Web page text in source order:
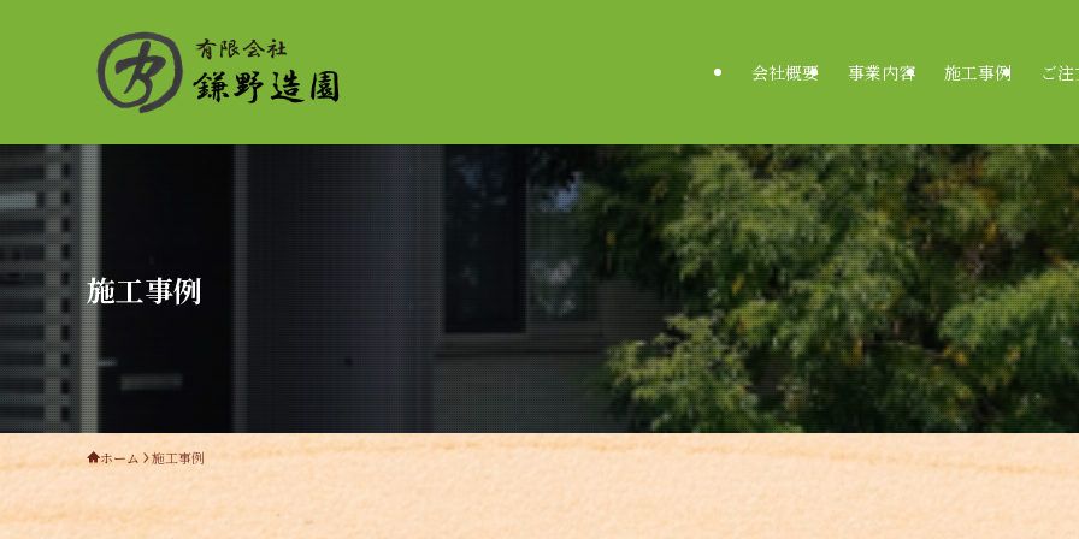
会社概要 事業内容 施工事例 ご
施工事例
ホーム 施工事例